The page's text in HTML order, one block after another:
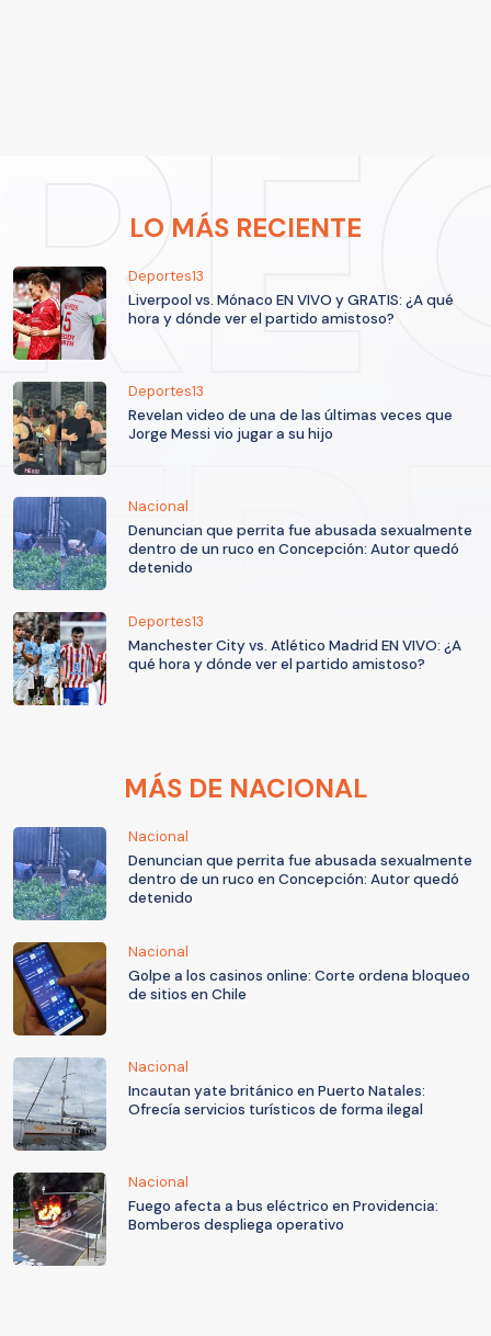
LO MÁS RECIENTE
Deportes13
Liverpool vs. Mónaco EN VIVO y GRATIS: ¿A qué
hora y dónde ver el partido amistoso?
Deportes13
Revelan video de una de las últimas veces que
Jorge Messi vio jugar a su hijo
Nacional
Denuncian que perrita fue abusada sexualmente
dentro de un ruco en Concepción: Autor quedó
detenido
Deportes13
Manchester City vs. Atlético Madrid EN VIVO: ¿A
qué hora y dónde ver el partido amistoso?
MÁS DE NACIONAL
Nacional
Denuncian que perrita fue abusada sexualmente
dentro de un ruco en Concepción: Autor quedó
detenido
Nacional
Golpe a los casinos online: Corte ordena bloqueo
de sitios en Chile
Nacional
Incautan yate británico en Puerto Natales:
Ofrecía servicios turísticos de forma ilegal
Nacional
Fuego afecta a bus eléctrico en Providencia:
Bomberos despliega operativo